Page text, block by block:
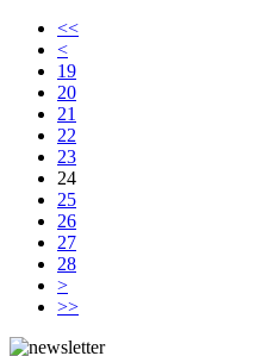
<<
<
19
20
21
22
23
24
25
26
27
28
>
>>